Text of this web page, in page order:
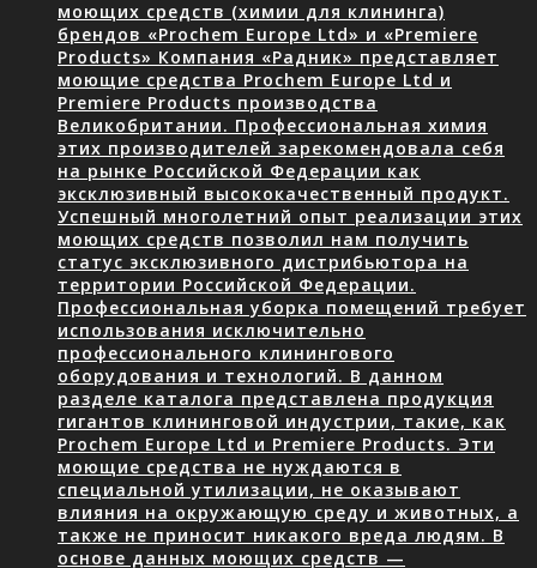
моющих средств (химии для клининга)
брендов «Prochem Europe Ltd» и «Premiere
Products» Компания «Радник» представляет
моющие средства Prochem Europe Ltd и
Premiere Products производства
Великобритании. Профессиональная химия
этих производителей зарекомендовала себя
на рынке Российской Федерации как
эксклюзивный высококачественный продукт.
Успешный многолетний опыт реализации этих
моющих средств позволил нам получить
статус эксклюзивного дистрибьютора на
территории Российской Федерации.
Профессиональная уборка помещений требует
использования исключительно
профессионального клинингового
оборудования и технологий. В данном
разделе каталога представлена продукция
гигантов клининговой индустрии, такие, как
Prochem Europe Ltd и Premiere Products. Эти
моющие средства не нуждаются в
специальной утилизации, не оказывают
влияния на окружающую среду и животных, а
также не приносит никакого вреда людям. В
основе данных моющих средств —